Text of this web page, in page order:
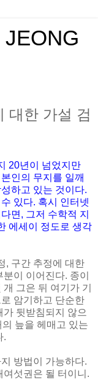
대한 가설 검
20년이 넘었지만
인의 무지를 일깨
하고 있는 것이다.
있다. 혹시 인터넷
면, 그저 수학적 지
에세이 정도로 생각
, 구간 추정에 대한
이 이어진다. 종이
그은 뒤 여기가 기
암기하고 단순한
뒷받침되지 않으
늪을 헤매고 있는
.
방법이 가능하다.
섯권은 될 터이니.